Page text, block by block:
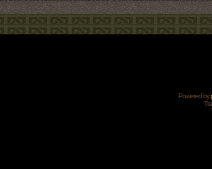
Powered by